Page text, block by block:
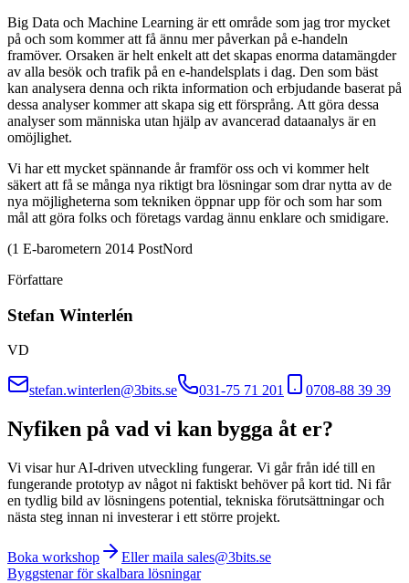
Big Data och Machine Learning är ett område som jag tror mycket
på och som kommer att få ännu mer påverkan på e-handeln
framöver. Orsaken är helt enkelt att det skapas enorma datamängder
av alla besök och trafik på en e-handelsplats i dag. Den som bäst
kan analysera denna och rikta information och erbjudande baserat på
dessa analyser kommer att skapa sig ett försprång. Att göra dessa
analyser som människa utan hjälp av avancerad dataanalys är en
omöjlighet.
Vi har ett mycket spännande år framför oss och vi kommer helt
säkert att få se många nya riktigt bra lösningar som drar nytta av de
nya möjligheterna som tekniken öppnar upp för och som har som
mål att göra folks och företags vardag ännu enklare och smidigare.
(1 E-barometern 2014 PostNord
Författare
Stefan Winterlén
VD
stefan.winterlen@3bits.se 031-75 71 201 0708-88 39 39
Nyfiken på vad vi kan bygga åt er?
Vi visar hur AI-driven utveckling fungerar. Vi går från idé till en
fungerande prototyp av något ni faktiskt behöver på kort tid. Ni får
en tydlig bild av lösningens potential, tekniska förutsättningar och
nästa steg innan ni investerar i ett större projekt.
Boka workshop
Eller maila sales@3bits.se
Byggstenar för skalbara lösningar